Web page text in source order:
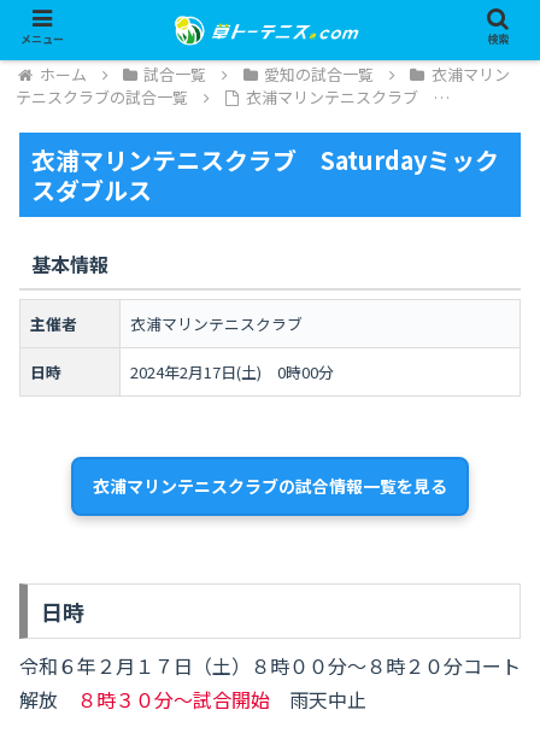
ホーム 試合一覧 愛知の試合一覧
衣浦マリン
テニスクラブの試合一覧
衣浦マリンテニスクラブ …
衣浦マリンテニスクラブ Saturdayミック
スダブルス
基本情報
主催者 衣浦マリンテニスクラブ
日時 2024年2月17日(土) 0時00分
衣浦マリンテニスクラブの試合情報一覧を見る
日時
令和６年２月１７日（土）８時００分～８時２０分コート
解放
８時３０分～試合開始 雨天中止
メニュー 検索